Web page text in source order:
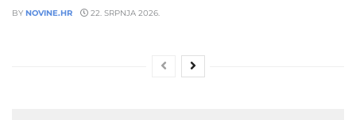
BY NOVINE.HR 22. SRPNJA 2026.